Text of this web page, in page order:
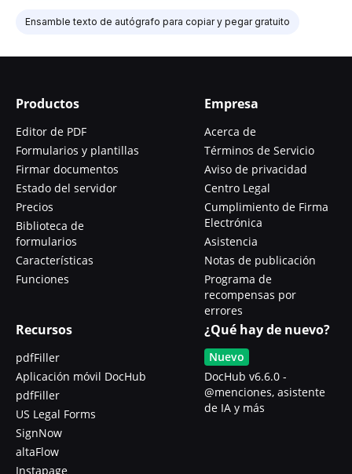
Ensamble texto de autógrafo para copiar y pegar gratuito
Productos
Editor de PDF
Formularios y plantillas
Firmar documentos
Estado del servidor
Precios
Biblioteca de
formularios
Características
Funciones
Empresa
Acerca de
Términos de Servicio
Aviso de privacidad
Centro Legal
Cumplimiento de Firma
Electrónica
Asistencia
Notas de publicación
Programa de
recompensas por
errores
Recursos
pdfFiller
Aplicación móvil DocHub
pdfFiller
US Legal Forms
SignNow
altaFlow
Instapage
¿Qué hay de nuevo?
Nuevo
DocHub v6.6.0 -
@menciones, asistente
de IA y más